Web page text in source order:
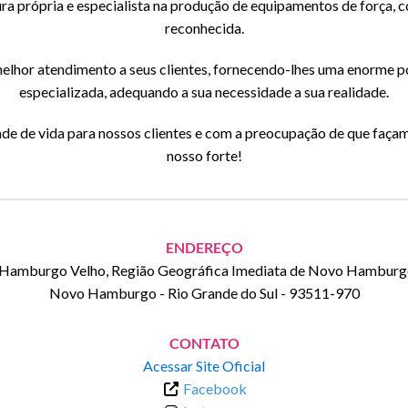
própria e especialista na produção de equipamentos de força,
reconhecida.
atendimento a seus clientes, fornecendo-lhes uma
especializada, adequando a sua necessidade a sua realidade.
de vida para nossos clientes e com a preocupação de que
nosso forte!
ENDEREÇO
Velho, Região Geográfica Imediata de Novo
Novo Hamburgo- Rio Grande do Sul- 93511-970
CONTATO
Acessar Site Oficial
Facebook